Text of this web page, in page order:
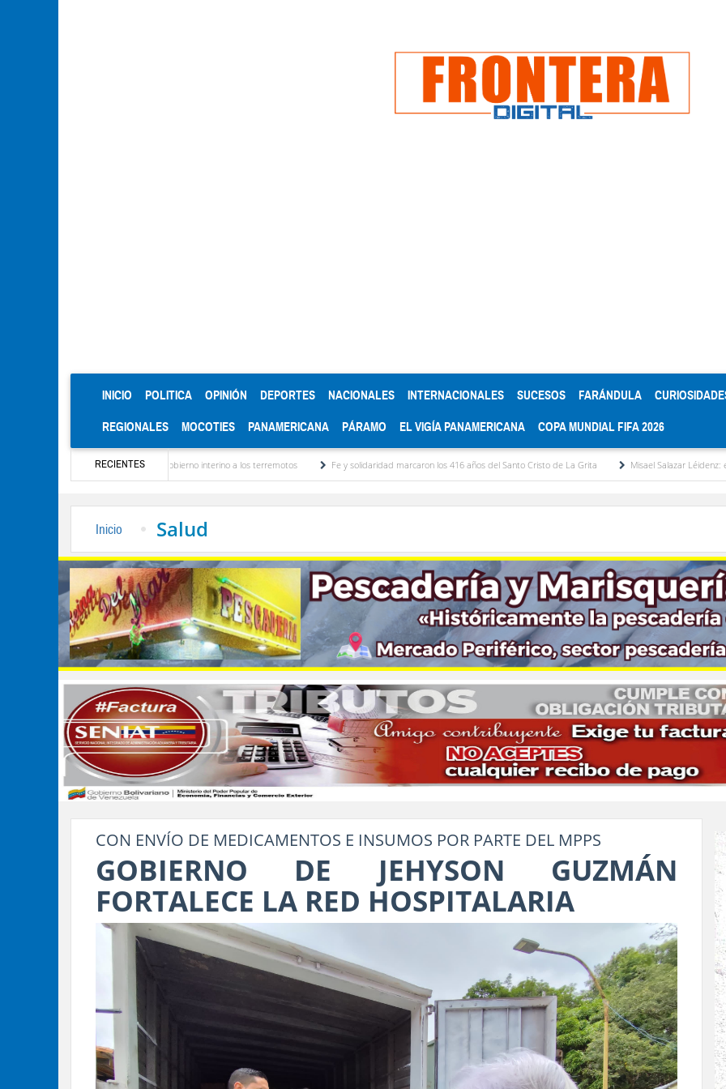
INICIO (CURRENT)
POLITICA OPINIÓN DEPORTES NACIONALES INTERNACIONALES SUCESOS FARÁNDULA
REGIONALES MOCOTIES PANAMERICANA PÁRAMO EL VIGÍA PANAMERICANA COPA MUNDIAL FIFA 2026
RECIENTES
respuesta del gobierno interino a los terremotos Fe y solidaridad marcaron los 416 años del Santo Cristo de La Grita Misael Salazar Léidenz: el estudioso de las
Inicio Salud
CON ENVÍO DE MEDICAMENTOS E INSUMOS POR PARTE DEL MPPS
GOBIERNO DE JEHYSON GUZMÁN
FORTALECE LA RED HOSPITALARIA